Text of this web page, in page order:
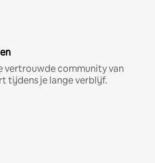
vertrouwde community van
tijdens je lange verblijf.